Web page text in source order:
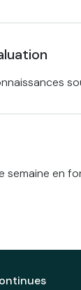
semaine en